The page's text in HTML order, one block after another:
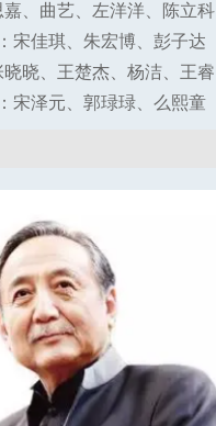
嘉、曲艺、左洋洋、陈立科
宋佳琪、朱宏博、彭子达
晓晓、王楚杰、杨洁、王睿
宋泽元、郭琭琭、么熙童